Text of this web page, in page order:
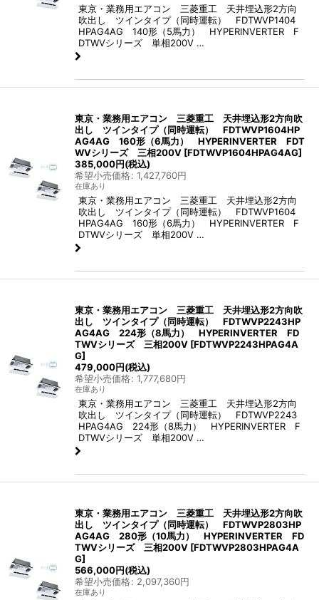
東京・業務用エアコン 三菱重工 天井埋込形2方向
吹出し ツインタイプ（同時運転） FDTWVP1404
HPAG4AG 140形（5馬力） HYPERINVERTER F
DTWVシリーズ 単相200V …
東京・業務用エアコン 三菱重工 天井埋込形2方向吹
出し ツインタイプ（同時運転） FDTWVP1604HP
AG4AG 160形（6馬力） HYPERINVERTER FDT
WVシリーズ 三相200V [FDTWVP1604HPAG4AG]
385,000円(税込)
希望小売価格: 1,427,760円
在庫あり
東京・業務用エアコン 三菱重工 天井埋込形2方向
吹出し ツインタイプ（同時運転） FDTWVP1604
HPAG4AG 160形（6馬力） HYPERINVERTER F
DTWVシリーズ 単相200V …
東京・業務用エアコン 三菱重工 天井埋込形2方向吹
出し ツインタイプ（同時運転） FDTWVP2243HP
AG4AG 224形（8馬力） HYPERINVERTER FD
TWVシリーズ 三相200V [FDTWVP2243HPAG4A
G]
479,000円(税込)
希望小売価格: 1,777,680円
在庫あり
東京・業務用エアコン 三菱重工 天井埋込形2方向
吹出し ツインタイプ（同時運転） FDTWVP2243
HPAG4AG 224形（8馬力） HYPERINVERTER F
DTWVシリーズ 単相200V …
東京・業務用エアコン 三菱重工 天井埋込形2方向吹
出し ツインタイプ（同時運転） FDTWVP2803HP
AG4AG 280形（10馬力） HYPERINVERTER FD
TWVシリーズ 三相200V [FDTWVP2803HPAG4A
G]
566,000円(税込)
希望小売価格: 2,097,360円
在庫あり